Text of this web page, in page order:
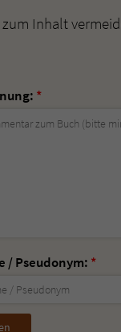
Inhalt
*
/ Pseudonym: *